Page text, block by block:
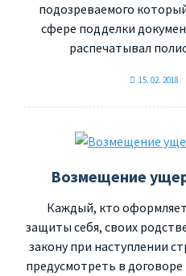
подозреваемого
сфере подделки
распечатывал
15. 02. 2018
Возмещение
Каждый, кто
защиты себя, своих
закону при наступлении
предусмотреть в